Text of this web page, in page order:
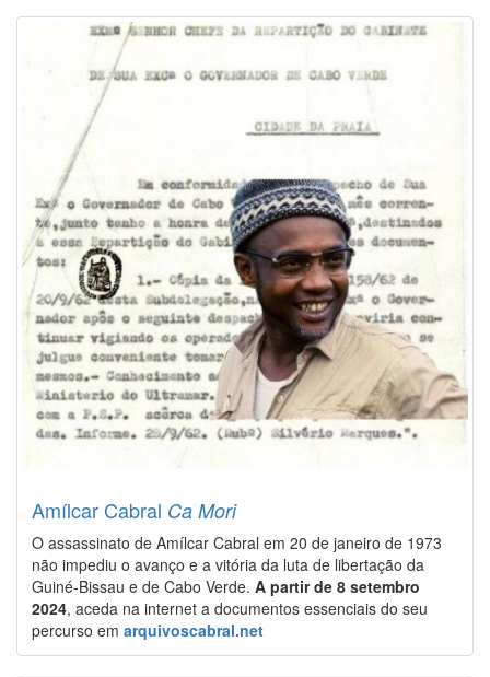
Amílcar Cabral Ca Mori
O assassinato de Amílcar Cabral em 20 de janeiro de 1973
não impediu o avanço e a vitória da luta de libertação da
Guiné-Bissau e de Cabo Verde. A partir de 8 setembro
2024, aceda na internet a documentos essenciais do seu
percurso em arquivoscabral.net